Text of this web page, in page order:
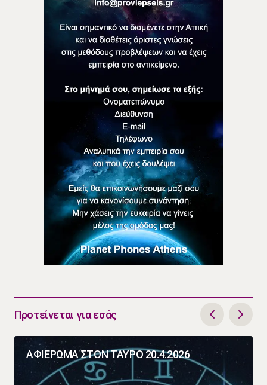
Προτείνεται για εσάς
ΑΦΙΕΡΩΜΑ ΣΤΟΝ ΤΑΥΡΟ 20.4.2026